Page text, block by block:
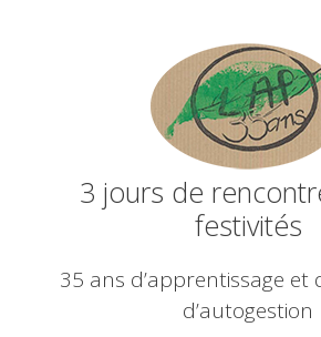
3 jours de
festivités
35 ans d’apprentissage et
d’autogestion